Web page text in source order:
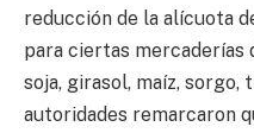
reducción de la alícuota
para ciertas mercaderías
soja, girasol, maíz, sorgo,
autoridades remarcaron